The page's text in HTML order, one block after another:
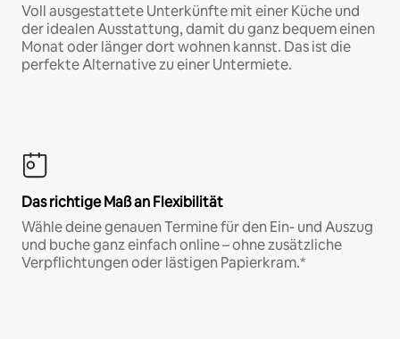
Voll ausgestattete Unterkünfte mit einer Küche und
der idealen Ausstattung, damit du ganz bequem einen
Monat oder länger dort wohnen kannst. Das ist die
perfekte Alternative zu einer Untermiete.
Das richtige Maß an Flexibilität
Wähle deine genauen Termine für den Ein- und Auszug
und buche ganz einfach online – ohne zusätzliche
Verpflichtungen oder lästigen Papierkram.*